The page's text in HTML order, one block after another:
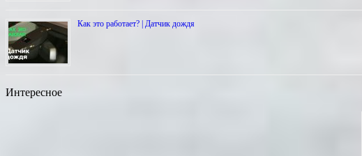
Как это работает? | Датчик дождя
Интересное